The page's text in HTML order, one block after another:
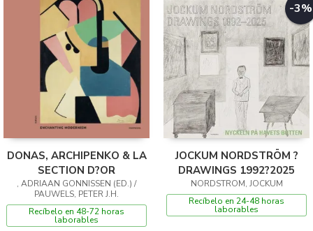
DONAS, ARCHIPENKO & LA
SECTION D?OR
, ADRIAAN GONNISSEN (ED.) /
PAUWELS, PETER J.H.
Recíbelo en 48-72 horas
laborables
-3%
JOCKUM NORDSTRÖM ?
DRAWINGS 1992?2025
NORDSTROM, JOCKUM
Recíbelo en 24-48 horas
laborables